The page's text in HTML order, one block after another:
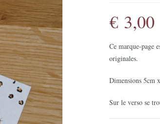
€ 3,00
Ce marque-page
originales.
Dimensions 5cm
Sur le verso se